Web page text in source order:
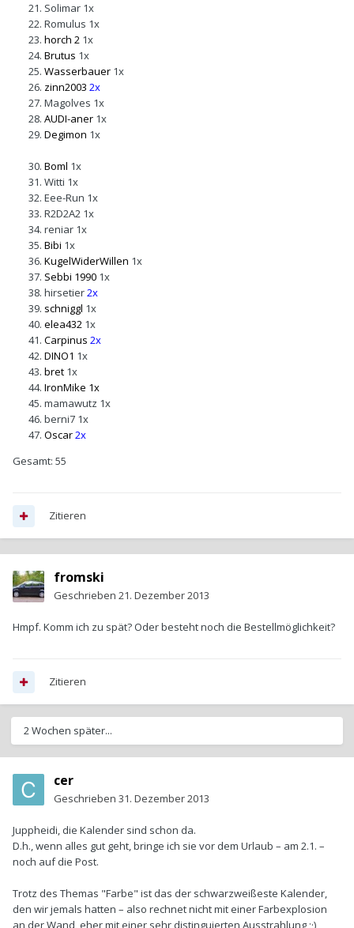
Solimar 1x
Romulus 1x
horch 2 1x
Brutus 1x
Wasserbauer 1x
zinn2003 2x
Magolves 1x
AUDI-aner 1x
Degimon 1x
Boml 1x
Witti 1x
Eee-Run 1x
R2D2A2 1x
reniar 1x
Bibi 1x
KugelWiderWillen 1x
Sebbi 1990 1x
hirsetier2x
schniggl 1x
elea432 1x
Carpinus 2x
DINO1 1x
bret 1x
IronMike 1x
mamawutz 1x
berni7 1x
Oscar2x
Gesamt: 55
Zitieren
fromski
Geschrieben 21. Dezember 2013
Hmpf. Komm ich zu spät? Oder besteht noch die Bestellmöglichkeit?
Zitieren
2 Wochen später...
cer
Geschrieben 31. Dezember 2013
Juppheidi, die Kalender sind schon da.
D.h., wenn alles gut geht, bringe ich sie vor dem Urlaub – am 2.1. –
noch auf die Post.
Trotz des Themas "Farbe" ist das der schwarzweißeste Kalender,
den wir jemals hatten – also rechnet nicht mit einer Farbexplosion
an der Wand, eher mit einer sehr distinguierten Ausstrahlung ;·)